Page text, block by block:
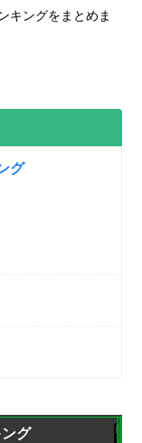
キングをまとめま
グ
グ